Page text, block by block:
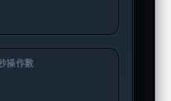
操作數